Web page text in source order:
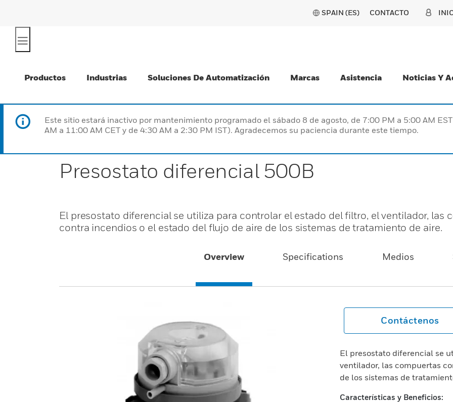
SPAIN (ES) CONTACTO
Productos Industrias Soluciones De Automatización Marcas Asistencia Noticias Y
Este sitio estará inactivo por mantenimiento programado el sábado 8 de agosto, de 7:00 PM a 5:00 AM
AM a 11:00 AM CET y de 4:30 AM a 2:30 PM IST). Agradecemos su paciencia durante este tiempo.
Presostato diferencial 500B
El presostato diferencial se utiliza para controlar el estado del filtro, el ventilador, las
contra incendios o el estado del flujo de aire de los sistemas de tratamiento de aire.
Overview Specifications Medios
Contáctenos
El presostato diferencial se
ventilador, las compuertas
de los sistemas de
Características y Beneficios: